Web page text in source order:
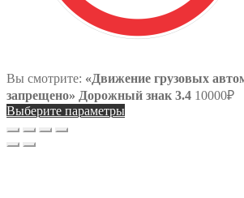
Вы смотрите: «Движение грузовых
запрещено» Дорожный знак 3.4 10000₽
Выберите параметры